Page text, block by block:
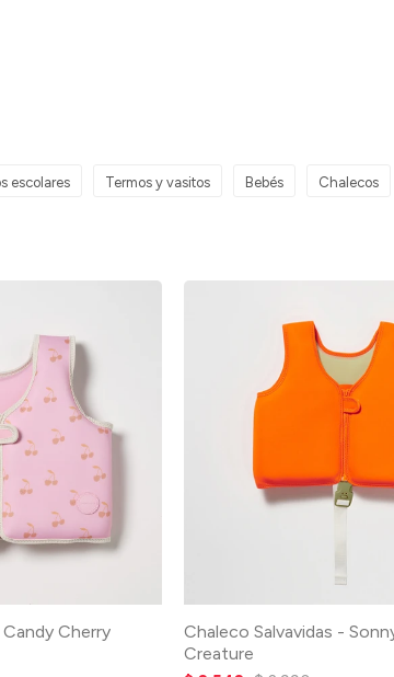
escolares Termos y vasitos Bebés Chalecos
Cherry
Chaleco Salvavidas -
Creature